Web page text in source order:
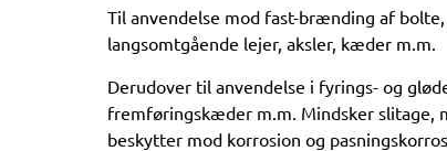
Til anvendelse mod fast-brænding af
langsomtgående lejer, aksler, kæder m.m.
Derudover til anvendelse i fyrings- og
fremføringskæder m.m. Mindsker slitage,
beskytter mod korrosion og